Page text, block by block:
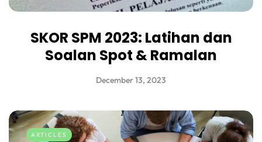
SKOR SPM 2023: Latihan dan
Soalan Spot & Ramalan
December 13, 2023
ARTICLES